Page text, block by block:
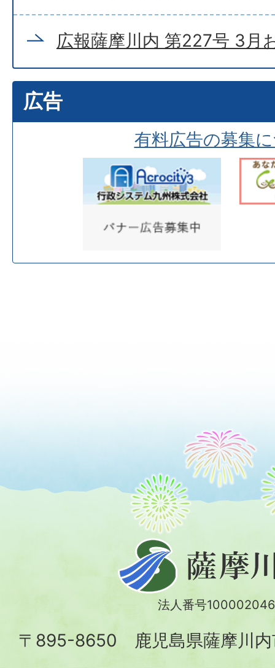
広報薩摩川内 第227号 3月
広告
有料広告の募集
摩
川
法人番号
〒895-8650 鹿児島県薩摩川内